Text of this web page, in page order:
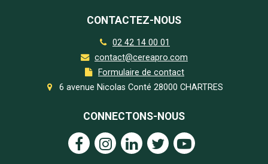
CONTACTEZ-NOUS
02 42 14 00 01
contact@cereapro.com
Formulaire de contact
6 avenue Nicolas Conté 28000 CHARTRES
CONNECTONS-NOUS